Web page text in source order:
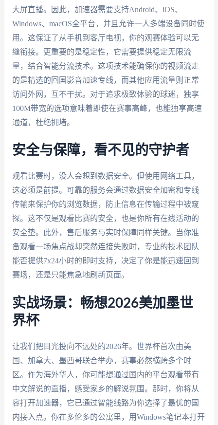
大屏直播。因此，加速器需要支持Android、iOS、
Windows、macOS全平台，并且允许一人多端设备同时使
用。这保证了从手机到客厅电视，你的观赛体验可以无
缝衔接。更重要的是稳定性，它需要提供稳定无限流
量，结合智能分流技术。这项技术能确保你的视频流走
的是精选的回国影音加速专线，而其他应用流量则正常
访问外网，互不干扰。对于追求极致体验的球迷，独享
100M带宽的选项意味着即使在赛事高峰，也能独享高速
通道，杜绝拥堵。
安全与保障，看不见的守护者
观看比赛时，没人会想到数据安全。但使用网络工具，
这必须是前提。可靠的服务会通过数据安全加密和专线
传输来保护你的浏览数据，防止信息在传输过程中被窥
探。这不仅是观看比赛的安全，也是你所有在线活动的
安全垫。此外，售后服务与实时保障同样关键。当你准
备观看一场焦点战却突然连接失败时，专业的技术团队
能否提供7x24小时的即时支持，决定了你是能迅速回到
赛场，还是只能焦急地刷新页面。
实战场景：畅想2026美加墨世
界杯
让我们把目光投向不远处的2026年。世界杯首次由美
国、加拿大、墨西哥联合举办，赛事必然横跨多个时
区。作为海外华人，你可能想通过国内的平台观看带有
中文解说的直播，感受家乡的解说氛围。那时，你将从
容打开加速器，它已通过智能线路为你选择了最优的国
内接入点。你在多伦多的公寓里，用Windows笔记本打开